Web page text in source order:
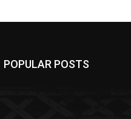
POPULAR POSTS